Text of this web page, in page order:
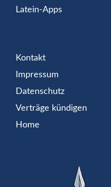
Latein-Apps
Kontakt
Impressum
Datenschutz
Verträge kündigen
Home